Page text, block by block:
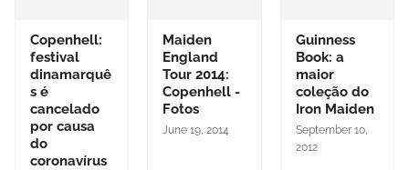
Copenhell:
festival
dinamarquê
s é
cancelado
por causa
do
coronavírus
Maiden
England
Tour 2014:
Copenhell -
Fotos
June 19, 2014
Guinness
Book: a
maior
coleção do
Iron Maiden
September 10,
2012